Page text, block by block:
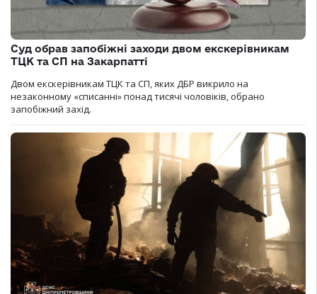
Суд обрав запобіжні заходи двом екскерівникам
ТЦК та СП на Закарпатті
Двом екскерівникам ТЦК та СП, яких ДБР викрило на
незаконному «списанні» понад тисячі чоловіків, обрано
запобіжний захід.